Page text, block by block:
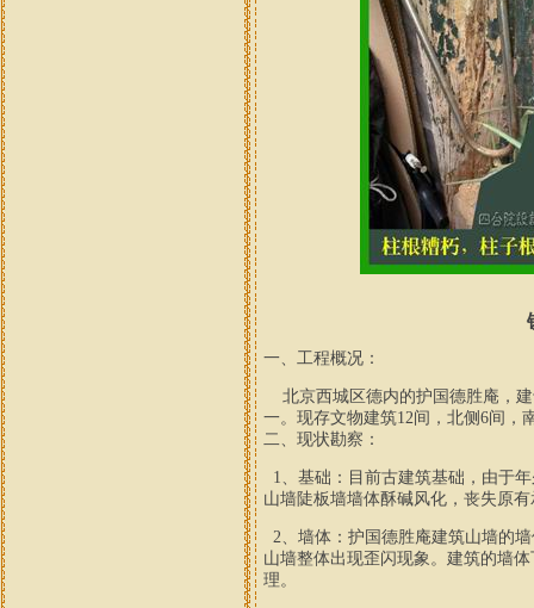
一、工程概况：
北京西城区德内的护国德胜庵，
一。现存文物建筑12间，北侧 6间，
二、现状勘察：
1、基础： 目前古建筑基础，由于
山墙陡板墙墙体酥碱风化，丧失原
2、墙体：护国德胜庵建筑山墙的
山墙整体出现歪闪现象。 建筑的墙
理。